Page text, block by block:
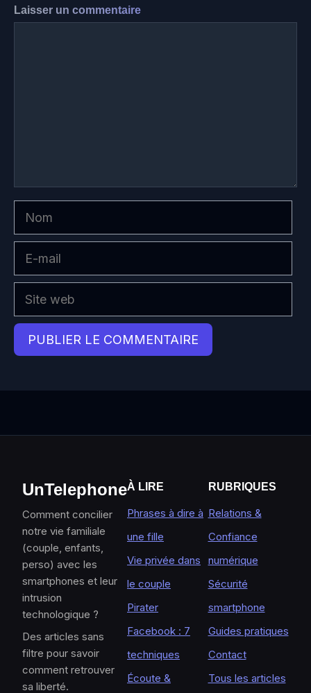
Laisser un commentaire
Nom
mail
Site
web
UnTelephone
Comment concilier
notre vie familiale
(couple, enfants,
perso) avec les
smartphones et leur
intrusion
technologique ?
Des articles sans
filtre pour savoir
comment retrouver
sa liberté.
À LIRE
Phrases à dire à
une fille
Vie privée dans
le couple
Pirater
Facebook : 7
techniques
Écoute &
RUBRIQUES
Relations &
Confiance
numérique
Sécurité
smartphone
Guides pratiques
Contact
Tous les articles